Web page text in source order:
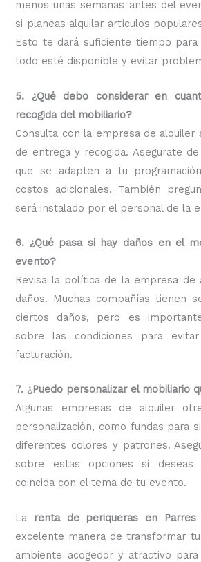
menos unas semanas antes del
si planeas alquilar artículos
Esto te dará suficiente tiempo para
todo esté disponible y evitar
5. ¿Qué debo considerar en
recogida del mobiliario?
Consulta con la empresa de alquiler
de entrega y recogida. Asegúrate
que se adapten a tu
costos adicionales. También
será instalado por el personal de la
6. ¿Qué pasa si hay daños en el
evento?
Revisa la política de la empresa de
daños. Muchas compañías tienen
ciertos daños, pero es
sobre las condiciones para
facturación.
7. ¿Puedo personalizar el mobiliario
Algunas empresas de alquiler
personalización, como fundas para
diferentes colores y patrones.
sobre estas opciones si deseas
coincida con el tema de tu evento.
La renta de periqueras en Parres
excelente manera de transformar
ambiente acogedor y atractivo